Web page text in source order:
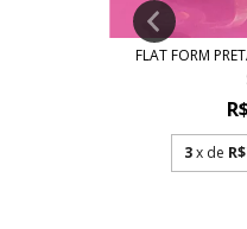
FLAT FORM
3x de